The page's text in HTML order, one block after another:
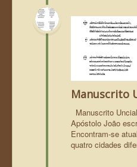
Manuscrito
Manuscrito
Apóstolo João
Encontram-se
quatro cidades